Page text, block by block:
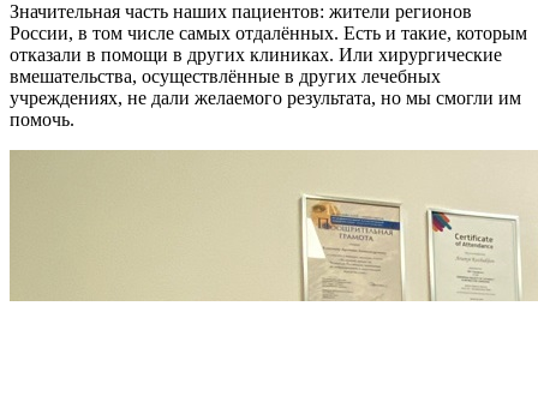
Значительная часть наших пациентов: жители регионов
России, в том числе самых отдалённых. Есть и такие, которым
отказали в помощи в других клиниках. Или хирургические
вмешательства, осуществлённые в других лечебных
учреждениях, не дали желаемого результата, но мы смогли им
помочь.